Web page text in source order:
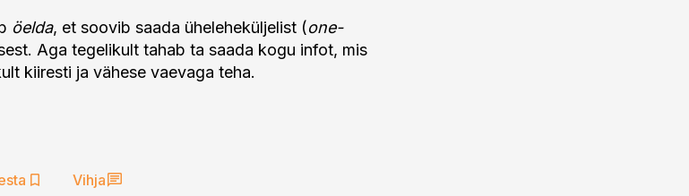
öelda, et soovib saada üheleheküljelist (one-
Aga tegelikult tahab ta saada kogu infot, mis
kiiresti ja vähese vaevaga teha.
Vihja